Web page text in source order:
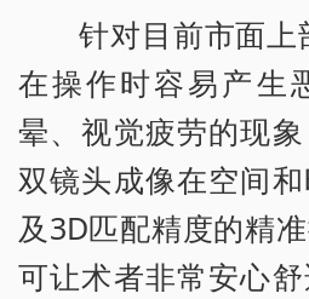
针对目前市面
在操作时容易产生
晕、视觉疲劳的现
双镜头成像在空间
及3D匹配精度的精
可让术者非常安心